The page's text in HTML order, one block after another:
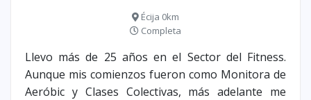
Écija 0km
Completa
Llevo más de 25 años en el Sector del Fitness.
Aunque mis comienzos fueron como Monitora de
Aeróbic y Clases Colectivas, más adelante me